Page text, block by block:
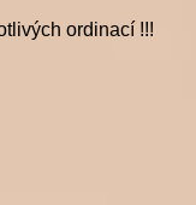
ordinací !!!